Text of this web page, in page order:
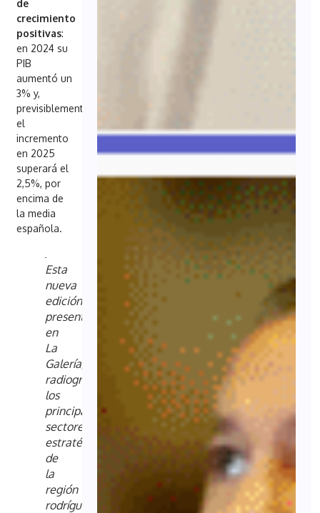
de
crecimiento
positivas:
en 2024 su
PIB
aumentó un
3% y,
previsiblemente,
el
incremento
en 2025
superará el
2,5%, por
encima de
la media
española.
Esta
nueva
edición,
presentada
en
La
Galería,
radiografía
los
principales
sectores
estratégicos
de
la
región
rodríguez